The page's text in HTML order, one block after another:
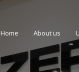
Home About us